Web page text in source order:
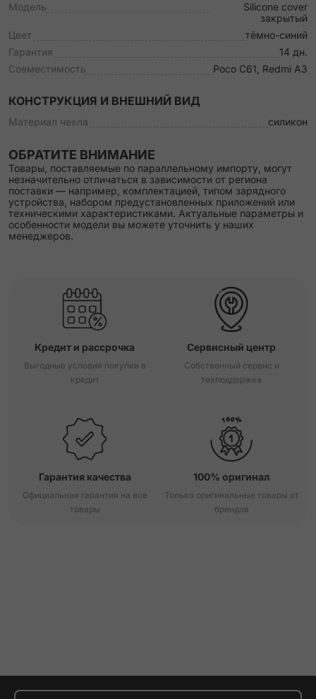
Модель
Silicone cover
закрытый
Цвет
тёмно-синий
Гарантия
14 дн.
Совместимость
Poco C61, Redmi A3
КОНСТРУКЦИЯ И ВНЕШНИЙ ВИД
Материал чехла силикон
ОБРАТИТЕ ВНИМАНИЕ
Товары, поставляемые по параллельному импорту, могут
незначительно отличаться в зависимости от региона
поставки — например, комплектацией, типом зарядного
устройства, набором предустановленных приложений или
техническими характеристиками. Актуальные параметры и
особенности модели вы можете уточнить у наших
менеджеров.
Кредит и рассрочка
Выгодные условия покупки в
кредит
Сервисный центр
Собственный сервис и
техподдержка
Гарантия качества
Официальная гарантия на все
товары
100% оригинал
Только оригинальные товары от
брендов